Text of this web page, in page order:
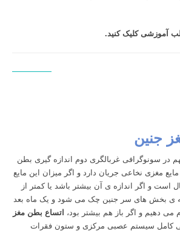
آموزشیکلیک کنید.
جنین
در سونوگرافی غربالگری دوم اندازه گیری بطن
مغزی نخاعی جریان دارد و اگر میزان این مایع
نرمال است و اگر اندازه ی آن بیشتر باشد یا کمتر از
ی بخش های سر جنین چک می شود و یک ماه بعد
می دهیم و اگر باز هم بیشتر بود، اتساع بطن مغز
کامل سیستم عصبی مرکزی و ستون فقرات